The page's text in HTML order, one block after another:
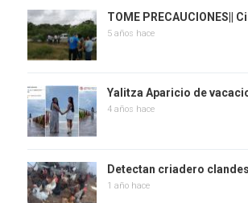
TOME PRECAUCIONES||
5 años hace
Yalitza Aparicio de
4 años hace
Detectan criadero
1 año hace